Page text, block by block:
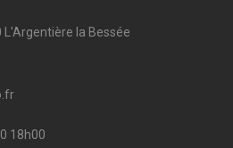
L'Argentière la Bessée
18h00